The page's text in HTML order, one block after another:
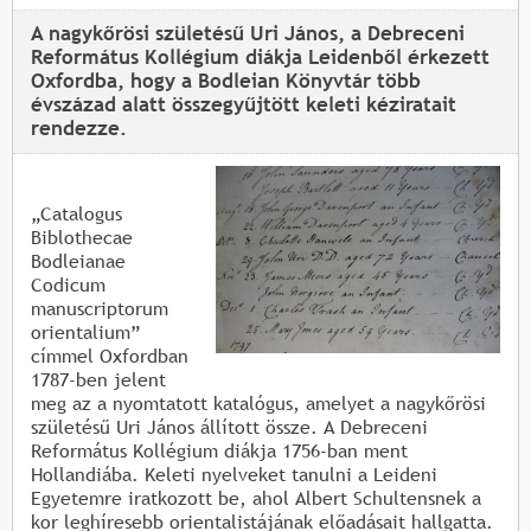
A nagykőrösi születésű Uri János, a Debreceni
Református Kollégium diákja Leidenből érkezett
Oxfordba, hogy a Bodleian Könyvtár több
évszázad alatt összegyűjtött keleti kéziratait
rendezze.
„Catalogus
Biblothecae
Bodleianae
Codicum
manuscriptorum
orientalium”
címmel Oxfordban
1787-ben jelent
meg az a nyomtatott katalógus, amelyet a nagykőrösi
születésű Uri János állított össze. A Debreceni
Református Kollégium diákja 1756-ban ment
Hollandiába. Keleti nyelveket tanulni a Leideni
Egyetemre iratkozott be, ahol Albert Schultensnek a
kor leghíresebb orientalistájának előadásait hallgatta.